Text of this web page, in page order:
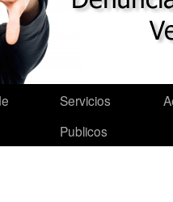
Servicios
Publicos